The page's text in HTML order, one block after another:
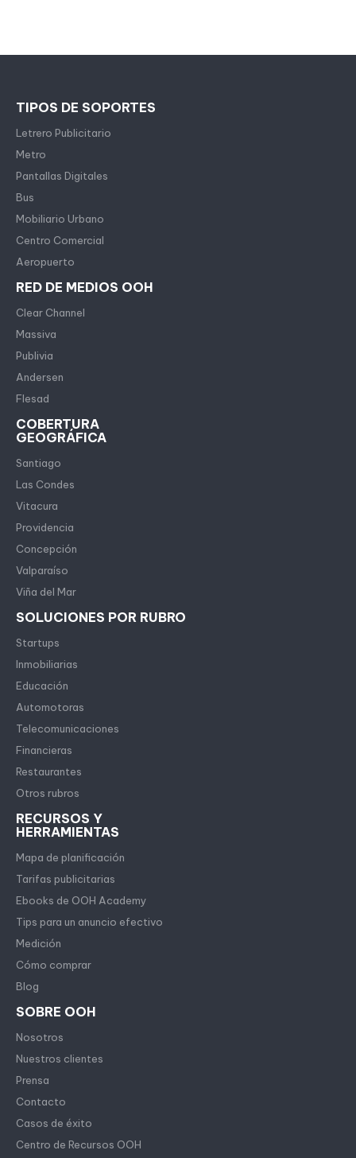
TIPOS DE SOPORTES
Letrero Publicitario
Metro
Pantallas Digitales
Bus
Mobiliario Urbano
Centro Comercial
Aeropuerto
RED DE MEDIOS OOH
Clear Channel
Massiva
Publivia
Andersen
Flesad
COBERTURA
GEOGRÁFICA
Santiago
Las Condes
Vitacura
Providencia
Concepción
Valparaíso
Viña del Mar
SOLUCIONES POR RUBRO
Startups
Inmobiliarias
Educación
Automotoras
Telecomunicaciones
Financieras
Restaurantes
Otros rubros
RECURSOS Y
HERRAMIENTAS
Mapa de planificación
Tarifas publicitarias
Ebooks de OOH Academy
Tips para un anuncio efectivo
Medición
Cómo comprar
Blog
SOBRE OOH
Nosotros
Nuestros clientes
Prensa
Contacto
Casos de éxito
Centro de Recursos OOH